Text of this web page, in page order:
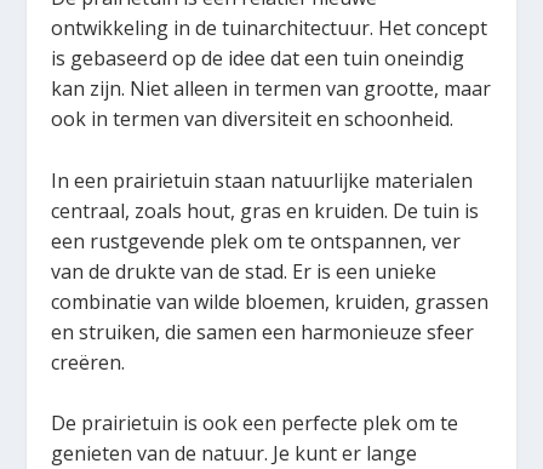
ontwikkeling in de tuinarchitectuur. Het concept
is gebaseerd op de idee dat een tuin oneindig
kan zijn. Niet alleen in termen van grootte, maar
ook in termen van diversiteit en schoonheid.
In een prairietuin staan ​​natuurlijke materialen
centraal, zoals hout, gras en kruiden. De tuin is
een rustgevende plek om te ontspannen, ver
van de drukte van de stad. Er is een unieke
combinatie van wilde bloemen, kruiden, grassen
en struiken, die samen een harmonieuze sfeer
creëren.
De prairietuin is ook een perfecte plek om te
genieten van de natuur. Je kunt er lange